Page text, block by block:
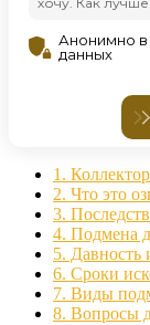
1.
2. Что это
3.
4. Подмена
5. Давность
6. Сроки
7. Виды
8. Вопросы